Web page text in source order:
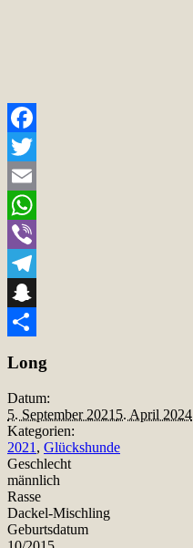
Facebook
Twitter
Email
WhatsApp
Viber
Telegram
Snapchat
Long
Datum:
5. September 2021 5. April 2024
Kategorien:
2021 , Glückshunde
Geschlecht
männlich
Rasse
Dackel-Mischling
Geburtsdatum